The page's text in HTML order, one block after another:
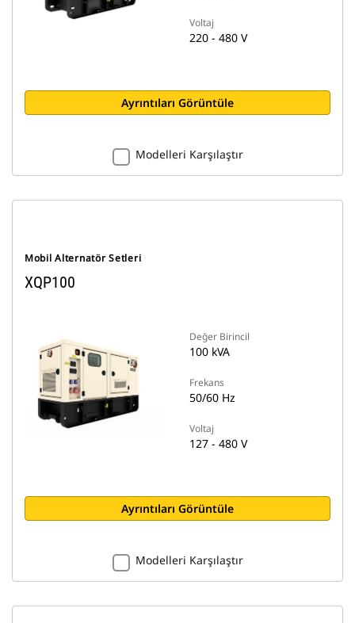
Voltaj
220 - 480 V
Ayrıntıları Görüntüle
Modelleri Karşılaştır
Mobil Alternatör Setleri
XQP100
Değer Birincil
100 kVA
Frekans
50/60 Hz
Voltaj
127 - 480 V
Ayrıntıları Görüntüle
Modelleri Karşılaştır